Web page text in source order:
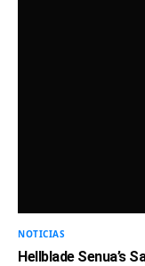
NOTICIAS
Hellblade Senua’s